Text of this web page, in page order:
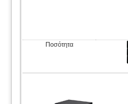
Ποσότητα